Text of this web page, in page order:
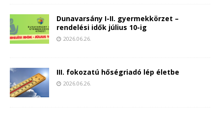
Dunavarsány I-II. gyermekkörzet –
rendelési idők július 10-ig
2026.06.26.
III. fokozatú hőségriadó lép életbe
2026.06.26.